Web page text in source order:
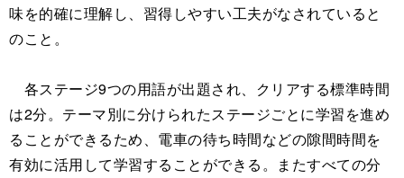
味を的確に理解し、習得しやすい工夫がなされていると
のこと。
各ステージ9つの用語が出題され、クリアする標準時間
は2分。テーマ別に分けられたステージごとに学習を進め
ることができるため、電車の待ち時間などの隙間時間を
有効に活用して学習することができる。またすべての分